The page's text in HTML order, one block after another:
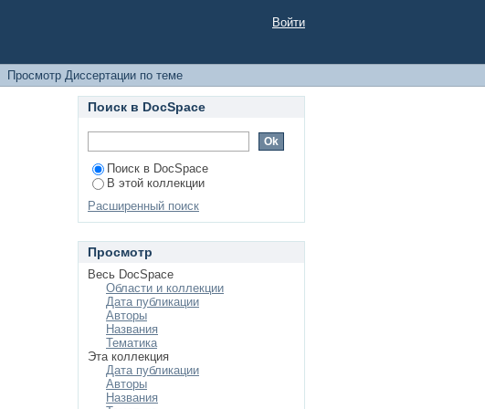
Войти
Просмотр Диссертации по теме
Поиск в DocSpace
Поиск в DocSpace
В этой коллекции
Расширенный поиск
Просмотр
Весь DocSpace
Области и коллекции
Дата публикации
Авторы
Названия
Тематика
Эта коллекция
Дата публикации
Авторы
Названия